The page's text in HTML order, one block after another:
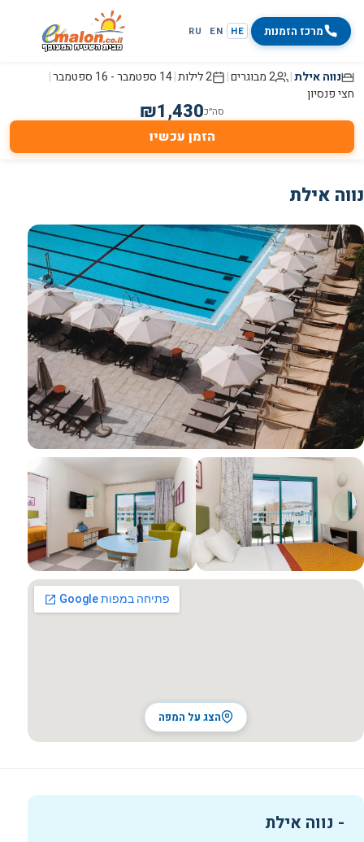
מרכז הזמנות HE
EN
RU
נווה אילת| 2 מבוגרים | 2 לילות |14 ספטמבר - 16 ספטמבר
|
חצי פנסיון
סה״כ ₪1,430
הזמן עכשיו
נווה אילת
כל התמונות
הצג על המפה
- נווה אילת